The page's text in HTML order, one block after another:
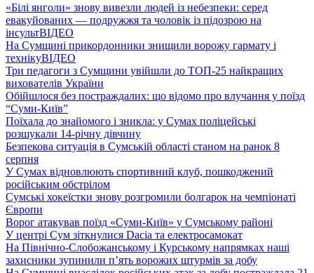
«Білі янголи» знову вивезли людей із небезпеки: серед
евакуйованих — подружжя та чоловік із підозрою на
інсультВІДЕО
На Сумщині прикордонники знищили ворожу гармату і
технікуВІДЕО
Три педагоги з Сумщини увійшли до ТОП-25 найкращих
вихователів України
Обійшлося без постраждалих: що відомо про влучання у поїзд
“Суми-Київ”
Поїхала до знайомого і зникла: у Сумах поліцейські
розшукали 14-річну дівчину
Безпекова ситуація в Сумській області станом на ранок 8
серпня
У Сумах відновлюють спортивний клуб, пошкоджений
російським обстрілом
Сумські хокеїстки знову розгромили болгарок на чемпіонаті
Європи
Ворог атакував поїзд «Суми-Київ» у Сумському районі
У центрі Сум зіткнулися Dacia та електросамокат
На Північно-Слобожанському і Курському напрямках наші
захисники зупинили п’ять ворожих штурмів за добу